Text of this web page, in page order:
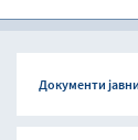
Документи